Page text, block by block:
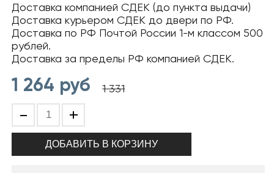
Доставка компанией СДЕК (до пункта выдачи)
Доставка курьером СДЕК до двери по РФ.
Доставка по РФ Почтой России 1-м классом 500
рублей.
Доставка за пределы РФ компанией СДЕК.
1 264 руб 1 331
- +